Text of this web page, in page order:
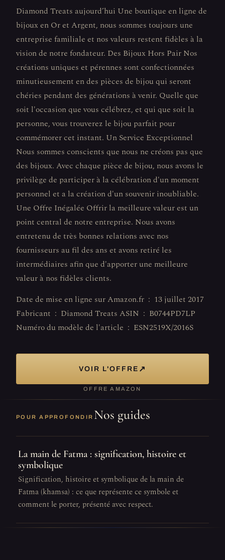
Diamond Treats aujourd’hui Une boutique en ligne de
bijoux en Or et Argent, nous sommes toujours une
entreprise familiale et nos valeurs restent fidèles à la
vision de notre fondateur. Des Bijoux Hors Pair Nos
créations uniques et pérennes sont confectionnées
minutieusement en des pièces de bijou qui seront
chéries pendant des générations à venir. Quelle que
soit l'occasion que vous célébrez, et qui que soit la
personne, vous trouverez le bijou parfait pour
commémorer cet instant. Un Service Exceptionnel
Nous sommes conscients que nous ne créons pas que
des bijoux. Avec chaque pièce de bijou, nous avons le
privilège de participer à la célébration d'un moment
personnel et a la création d'un souvenir inoubliable.
Une Offre Inégalée Offrir la meilleure valeur est un
point central de notre entreprise. Nous avons
entretenu de très bonnes relations avec nos
fournisseurs au fil des ans et avons retiré les
intermédiaires afin que d'apporter une meilleure
valeur à nos fidèles clients.
Date de mise en ligne sur Amazon.fr ‏ : ‎ 13 juillet 2017
Fabricant ‏ : ‎ Diamond Treats ASIN ‏ : ‎ B0744PD7LP
Numéro du modèle de l'article ‏ : ‎ ESN2519X/2016S
VOIR L'OFFRE ↗
OFFRE AMAZON
POUR APPROFONDIR Nos guides
La main de Fatma : signification, histoire et
symbolique
Signification, histoire et symbolique de la main de
Fatma (khamsa) : ce que représente ce symbole et
comment le porter, présenté avec respect.